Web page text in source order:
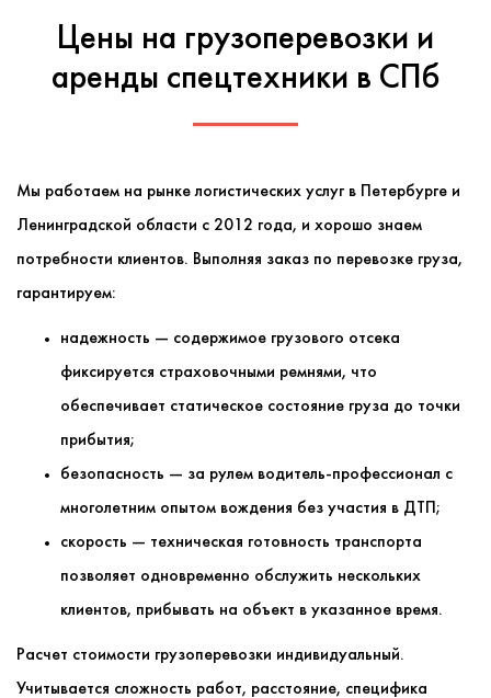
Цены на грузоперевозки и
аренды спецтехники в СПб
Мы работаем на рынке логистических услуг в Петербурге и
Ленинградской области с 2012 года, и хорошо знаем
потребности клиентов. Выполняя заказ по перевозке груза,
гарантируем:
надежность — содержимое грузового отсека
фиксируется страховочными ремнями, что
обеспечивает статическое состояние груза до точки
прибытия;
безопасность — за рулем водитель-профессионал с
многолетним опытом вождения без участия в ДТП;
скорость — техническая готовность транспорта
позволяет одновременно обслужить нескольких
клиентов, прибывать на объект в указанное время.
Расчет стоимости грузоперевозки индивидуальный.
Учитывается сложность работ, расстояние, специфика